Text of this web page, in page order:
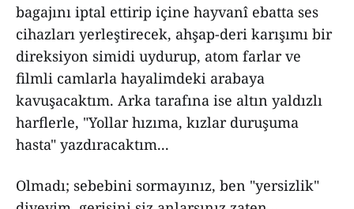
bagajını iptal ettirip içine hayvanî ebatta ses
cihazları yerleştirecek, ahşap-deri karışımı bir
direksiyon simidi uydurup, atom farlar ve
filmli camlarla hayalimdeki arabaya
kavuşacaktım. Arka tarafına ise altın yaldızlı
harflerle, "Yollar hızıma, kızlar duruşuma
hasta" yazdıracaktım...
Olmadı; sebebini sormayınız, ben "yersizlik"